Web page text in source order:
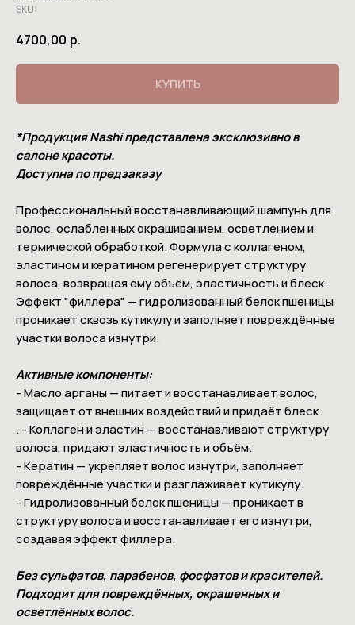
SKU:
4700,00 р.
КУПИТЬ
*Продукция Nashi представлена эксклюзивно в
салоне красоты.
Доступна по предзаказу
Профессиональный восстанавливающий шампунь для
волос, ослабленных окрашиванием, осветлением и
термической обработкой. Формула с коллагеном,
эластином и кератином регенерирует структуру
волоса, возвращая ему объём, эластичность и блеск.
Эффект "филлера" — гидролизованный белок пшеницы
проникает сквозь кутикулу и заполняет повреждённые
участки волоса изнутри.
Активные компоненты:
- Масло арганы — питает и восстанавливает волос,
защищает от внешних воздействий и придаёт блеск
. - Коллаген и эластин — восстанавливают структуру
волоса, придают эластичность и объём.
- Кератин — укрепляет волос изнутри, заполняет
повреждённые участки и разглаживает кутикулу.
- Гидролизованный белок пшеницы — проникает в
структуру волоса и восстанавливает его изнутри,
создавая эффект филлера.
Без сульфатов, парабенов, фосфатов и красителей.
Подходит для повреждённых, окрашенных и
осветлённых волос.